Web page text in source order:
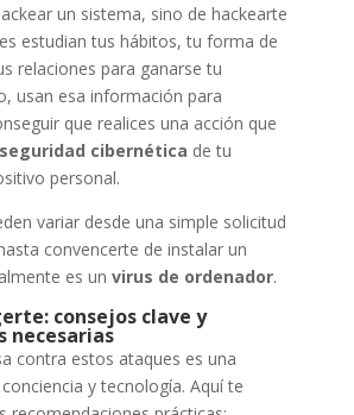
un sistema, sino de hackearte
estudian tus hábitos, tu forma de
relaciones para ganarse tu
usan esa información para
que realices una acción que
seguridad cibernética de tu
personal.
variar desde una simple solicitud
convencerte de instalar un
es un virus de ordenador.
consejos clave y
necesarias
contra estos ataques es una
y tecnología. Aquí te